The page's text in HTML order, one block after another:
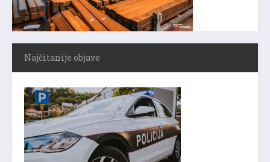
Najčitanije objave